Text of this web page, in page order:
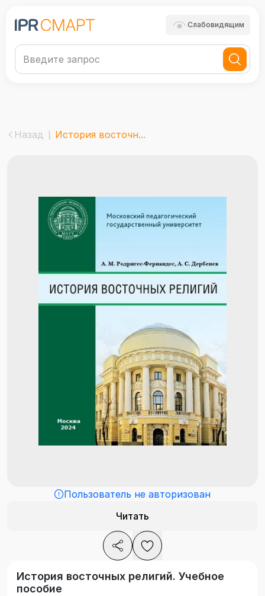
Слабовидящим
Назад История восточн...
Пользователь не авторизован
Читать
История восточных религий. Учебное
пособие